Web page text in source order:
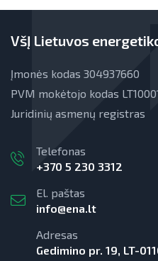
VšĮ Lietuvos
Įmonės kodas 304937660
PVM mokėtojo kodas
Juridinių asmenų registras
Telefonas
+370 5 230 3312
El. paštas
info@ena.lt
Adresas
Gedimino pr. 19, LT-